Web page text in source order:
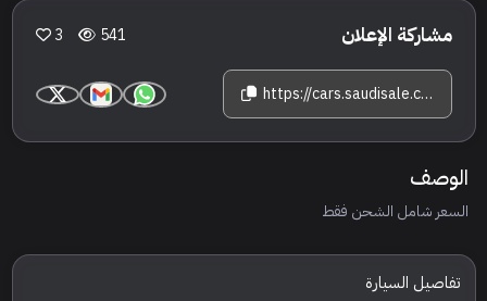
مشاركة الإعلان 541
3
https://cars.saudisale.com/listings/K196lf/2014-%D8%B1%D9%88%D9%84%D8%B2-%D8%B1%D9%88%D9%8A%D8%B3-%D8%B1%D9%8A%D9%8A%D8%AB
الوصف
السعر شامل الشحن فقط
تفاصيل السيارة